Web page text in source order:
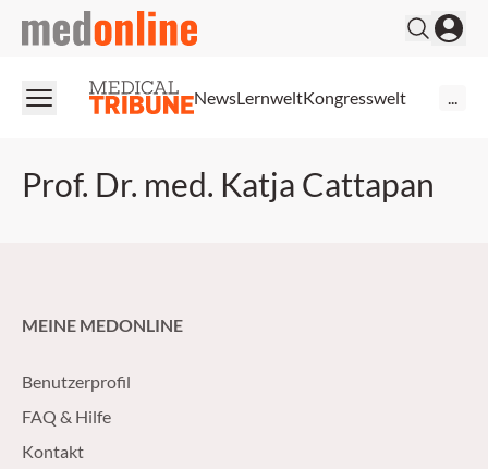
medonline
NewsLernweltKongresswelt
Prof. Dr. med. Katja Cattapan
MEINE MEDONLINE
Benutzerprofil
FAQ & Hilfe
Kontakt